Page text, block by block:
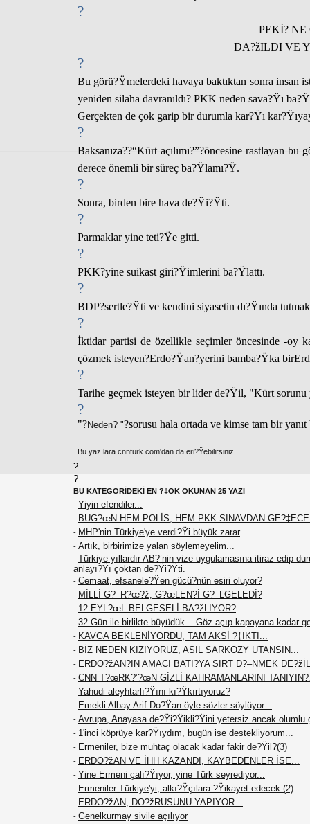
?
PEKİ?
DA?žILDI VE
?
Bu görü?Ÿmelerdeki havaya baktıktan sonra insan
yeniden silaha davranıldı? PKK neden sava?Ÿı
Gerçekten de çok garip bir durumla kar?Ÿı
?
Baksanıza??“Kürt açılımı?”?öncesine rastlayan bu
derece önemli bir süreç ba?Ÿlamı?Ÿ.
?
Sonra, birden bire hava de?Ÿi?Ÿti.
?
Parmaklar yine teti?Ÿe gitti.
?
PKK?yine suikast giri?Ÿimlerini ba?Ÿlattı.
?
BDP?sertle?Ÿti ve kendini siyasetin dı?Ÿında
?
İktidar partisi de özellikle seçimler öncesinde -oy
çözmek isteyen?Erdo?Ÿan?yerini bamba?Ÿka bir
?
Tarihe geçmek isteyen bir lider de?Ÿil, "Kürt
?
"?Neden? "?sorusu hala ortada ve kimse tam bir
Bu yazılara cnnturk.com'dan da eri?Ÿebilirsiniz.
?
?
BU KATEGORİDEKİ EN ?‡OK OKUNAN 25 YAZI
- Yiyin efendiler...
- BUG?œN HEM POLİS, HEM PKK SINAVDAN
- MHP'nin Türkiye'ye verdi?Ÿi büyük zarar
- Artık, birbirimize yalan söylemeyelim...
- Türkiye yıllardır AB?’nin vize uygulamasına itiraz edip
anlayı?Ÿı çoktan de?Ÿi?Ÿti.
- Cemaat, efsanele?Ÿen gücü?nün esiri oluyor?
- MİLLİ G?–R?œ?ž, G?œLEN?İ G?–LGELEDİ?
- 12 EYL?œL BELGESELİ BA?žLIYOR?
- 32.Gün ile birlikte büyüdük... Göz açıp kapayana kadar
- KAVGA BEKLENİYORDU, TAM AKSİ ?‡IKTI...
- BİZ NEDEN KIZIYORUZ, ASIL SARKOZY UTANSIN...
- ERDO?žAN?IN AMACI BATI?YA SIRT D?–NMEK
- CNN T?œRK?’?œN GİZLİ KAHRAMANLARINI
- Yahudi aleyhtarlı?Ÿını kı?Ÿkırtıyoruz?
- Emekli Albay Arif Do?Ÿan öyle sözler söylüyor...
- Avrupa, Anayasa de?Ÿi?Ÿikli?Ÿini yetersiz ancak olumlu
- 1'inci köprüye kar?Ÿıydım, bugün ise destekliyorum...
- Ermeniler, bize muhtaç olacak kadar fakir de?Ÿil?(3)
- ERDO?žAN VE İHH KAZANDI, KAYBEDENLER İSE...
- Yine Ermeni çalı?Ÿıyor, yine Türk seyrediyor...
- Ermeniler Türkiye'yi, alkı?Ÿçılara ?Ÿikayet edecek (2)
- ERDO?žAN, DO?žRUSUNU YAPIYOR...
- Genelkurmay sivile açılıyor